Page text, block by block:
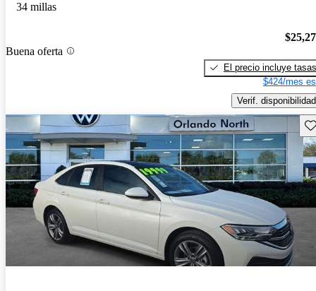
34 millas
Buena oferta
El precio incluye tasas
$424/mes
Verif. disponibilidad